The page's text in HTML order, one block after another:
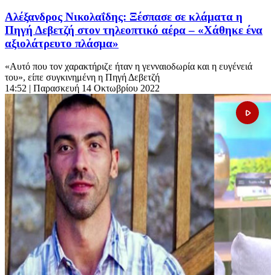
Αλέξανδρος Νικολαΐδης: Ξέσπασε σε κλάματα η
Πηγή Δεβετζή στον τηλεοπτικό αέρα – «Χάθηκε ένα
αξιολάτρευτο πλάσμα»
«Αυτό που τον χαρακτήριζε ήταν η γενναιοδωρία και η ευγένειά
του», είπε συγκινημένη η Πηγή Δεβετζή
14:52 | Παρασκευή 14 Οκτωβρίου 2022